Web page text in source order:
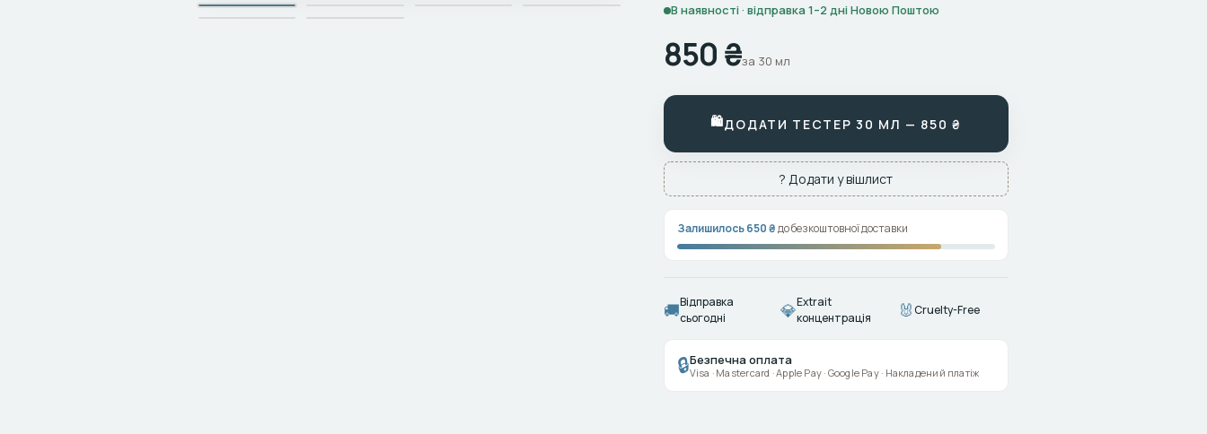
В наявності · відправка 1–2 дні Новою Поштою
850 ₴за 30 мл
🛍ДОДАТИ ТЕСТЕР 30 МЛ — 850 ₴
? Додати у вішлист
Залишилось 650 ₴до безкоштовної доставки
🚚Відправка
сьогодні
💎Extrait
концентрація
🐰Cruelty-Free
🔒Безпечна оплата
Visa · Mastercard · Apple Pay · Google Pay · Накладений платіж